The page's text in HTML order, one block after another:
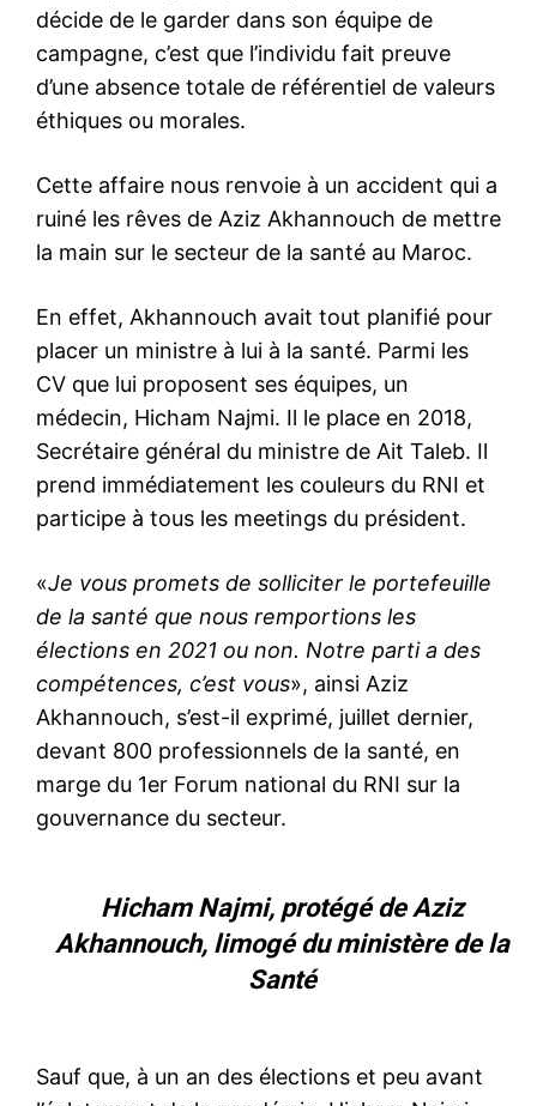
décide de le garder dans son équipe de
campagne, c’est que l’individu fait preuve
d’une absence totale de référentiel de valeurs
éthiques ou morales.
Cette affaire nous renvoie à un accident qui a
ruiné les rêves de Aziz Akhannouch de mettre
la main sur le secteur de la santé au Maroc.
En effet, Akhannouch avait tout planifié pour
placer un ministre à lui à la santé. Parmi les
CV que lui proposent ses équipes, un
médecin, Hicham Najmi. Il le place en 2018,
Secrétaire général du ministre de Ait Taleb. Il
prend immédiatement les couleurs du RNI et
participe à tous les meetings du président.
«Je vous promets de solliciter le portefeuille
de la santé que nous remportions les
élections en 2021 ou non. Notre parti a des
compétences, c’est vous», ainsi Aziz
Akhannouch, s’est-il exprimé, juillet dernier,
devant 800 professionnels de la santé, en
marge du 1er Forum national du RNI sur la
gouvernance du secteur.
Hicham Najmi, protégé de Aziz
Akhannouch, limogé du ministère de la
Santé
Sauf que, à un an des élections et peu avant